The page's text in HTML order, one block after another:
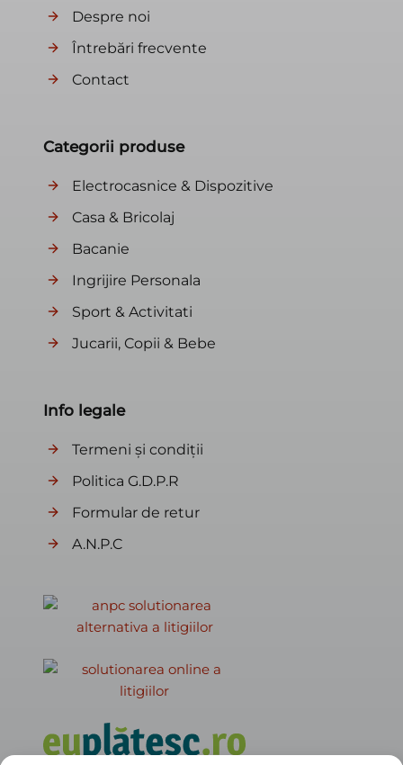
Despre noi
Întrebări frecvente
Contact
Categorii produse
Electrocasnice & Dispozitive
Casa & Bricolaj
Bacanie
Ingrijire Personala
Sport & Activitati
Jucarii, Copii & Bebe
Info legale
Termeni și condiții
Politica G.D.P.R
Formular de retur
A.N.P.C